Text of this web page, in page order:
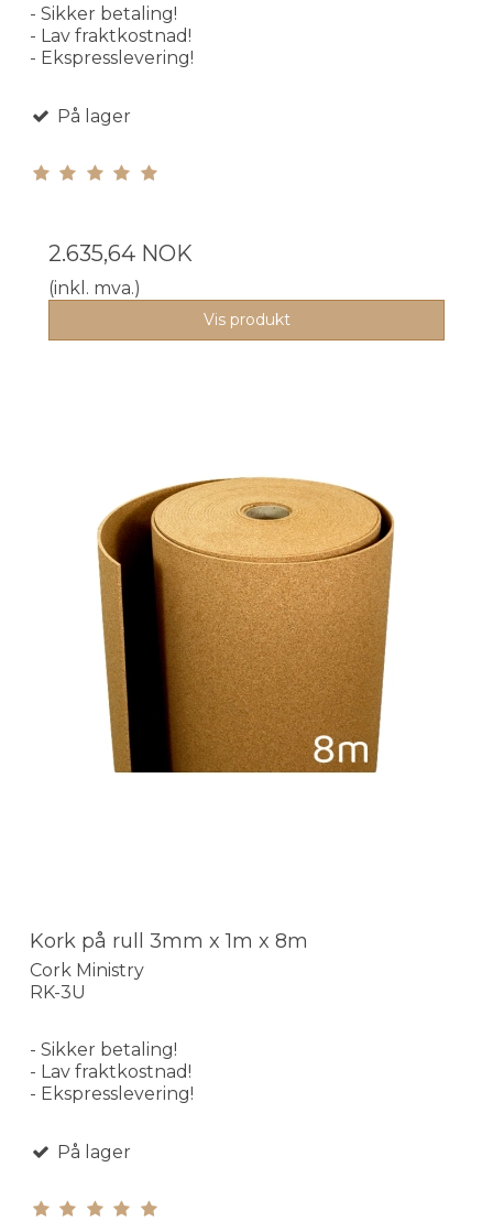
- Sikker betaling!
- Lav fraktkostnad!
- Ekspresslevering!
På lager
2.635,64 NOK
(inkl. mva.)
Vis produkt
Kork på rull 3mm x 1m x 8m
Cork Ministry
RK-3U
- Sikker betaling!
- Lav fraktkostnad!
- Ekspresslevering!
På lager